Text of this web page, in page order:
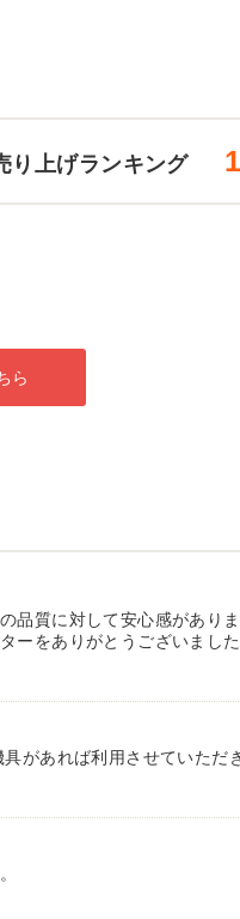
り上げランキング
ら
質に対して安心感があり
ーをありがとうございました
があれば利用させていただ